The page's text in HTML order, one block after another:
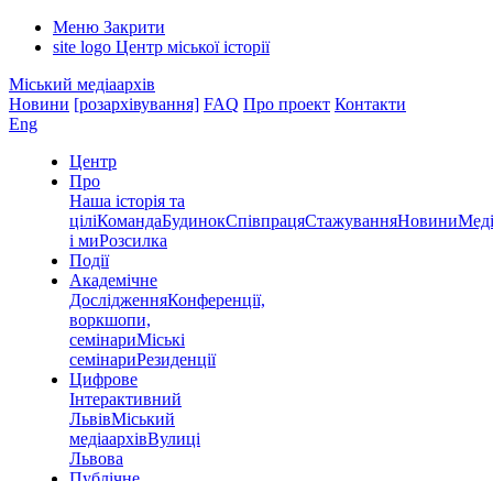
Меню Закрити
site logo Центр міської історії
Міський медіаархів
Новини [розархівування] FAQ Про проект Контакти
Eng
Центр
Про
Наша історія та
ціліКомандаБудинокСпівпрацяСтажуванняНовини
і миРозсилка
Події
Академічне
ДослідженняКонференції,
воркшопи,
семінариМіські
семінариРезиденції
Цифрове
Інтерактивний
ЛьвівМіський
медіаархівВулиці
Львова